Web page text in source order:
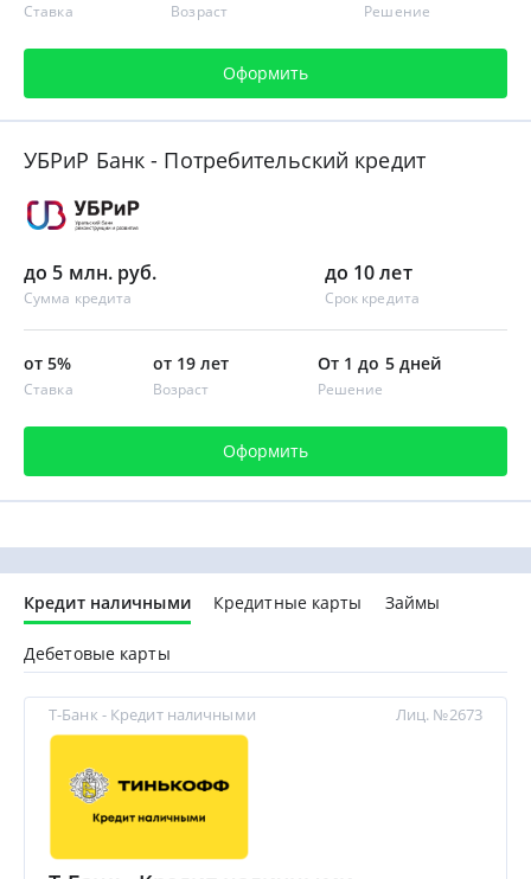
Ставка Возраст Решение
Оформить
УБРиР Банк - Потребительский кредит
до 5 млн. руб.
Сумма кредита
до 10 лет
Срок кредита
от 5%
Ставка
от 19 лет
Возраст
От 1 до 5 дней
Решение
Оформить
Кредит наличными Кредитные карты Займы
Дебетовые карты
Т-Банк - Кредит наличными Лиц. №2673